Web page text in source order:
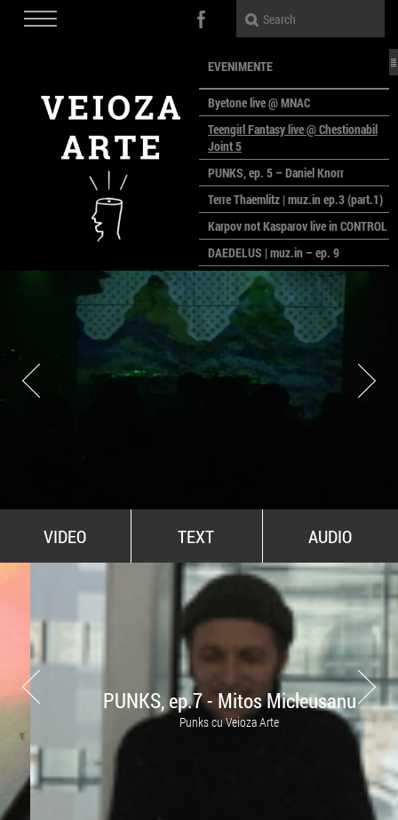
EVENIMENTE
Byetone live @ MNAC
Teengirl Fantasy live @ Chestionabil
Joint 5
PUNKS, ep. 5 – Daniel Knorr
Terre Thaemlitz | muz.in ep.3 (part.1)
Karpov not Kasparov live in CONTROL
DAEDELUS | muz.in – ep. 9
LALELE, LALELE – prima premieră a
anului la MACAZ
CinePOLSKA – filme poloneze la
București
PEOPLE OF ROMANIA se lansează la
galeria Simeza
All Stars For Outernational
VIDEO TEXT AUDIO
PUNKS, ep.7 - Mitos Micleusanu
Punks cu Veioza Arte